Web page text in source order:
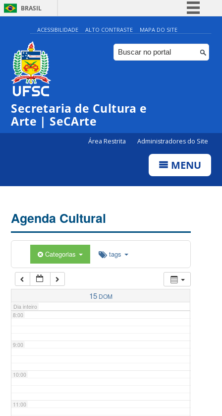
BRASIL
Simplifique!
Comunica BR
Participe
ACESSIBILIDADE ALTO CONTRASTE MAPA DO SITE
Secretaria de Cultura e
Arte | SeCArte
Área Restrita Administradores do Site
MENU
Agenda Cultural
Categorias tags
15 DOM
Dia inteiro
0:00
1:00
5:00
7:00
8:00
9:00
10:00
11:00